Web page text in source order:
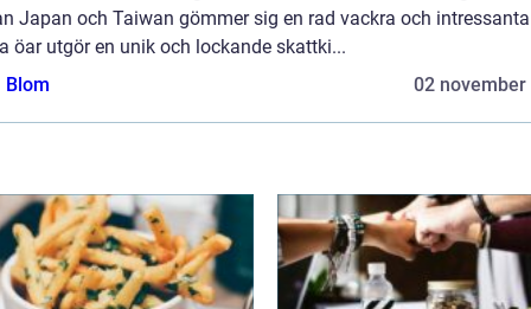
Japan och Taiwan gömmer sig en rad vackra och
öar utgör en unik och lockande skattki...
Blom
02 november